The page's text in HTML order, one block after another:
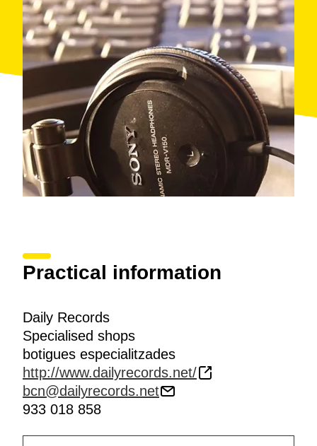
Practical information
Daily Records
Specialised shops
botigues especialitzades
http://www.dailyrecords.net/
bcn@dailyrecords.net
933 018 858